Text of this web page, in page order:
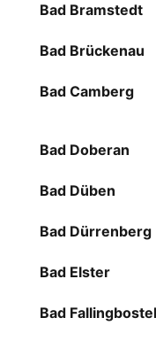
Bad Bramstedt
Bad Brückenau
Bad Camberg
Bad Doberan
Bad Düben
Bad Dürrenberg
Bad Elster
Bad Fallingbostel